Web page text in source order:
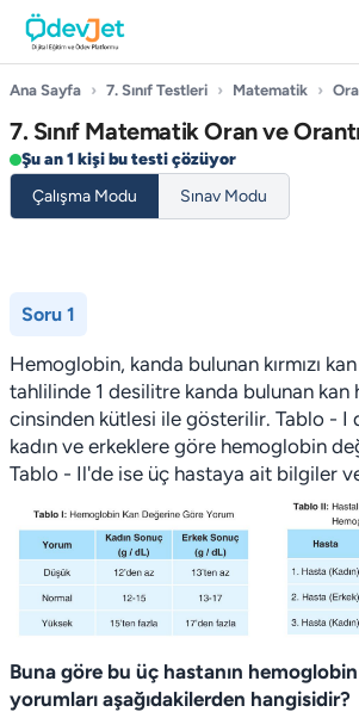
Ana Sayfa › 7. Sınıf Testleri › Matematik ›
7. Sınıf Matematik Oran ve
Şu an 1 kişi bu testi çözüyor
Çalışma Modu
Sınav Modu
Soru 1
Hemoglobin, kanda bulunan kırmızı
tahlilinde 1 desilitre kanda bulunan kan
cinsinden kütlesi ile gösterilir. Tablo - I
kadın ve erkeklere göre hemoglobin
Tablo - Il'de ise üç hastaya ait bilgiler
Buna göre bu üç hastanın
yorumları aşağıdakilerden hangisidir?